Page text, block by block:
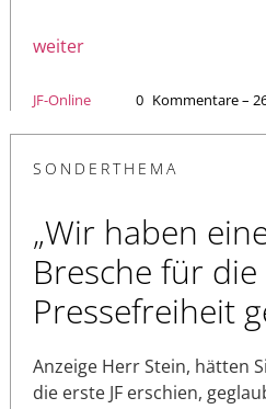
weiter
JF-Online 0 Kommentare –
SONDERTHEMA
„Wir haben
Bresche für die
Pressefreiheit
Anzeige Herr Stein, hätten
die erste JF erschien,